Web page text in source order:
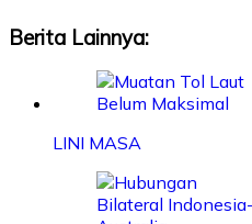
Berita Lainnya:
LINI MASA